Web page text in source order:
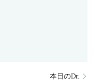
本日のDr.